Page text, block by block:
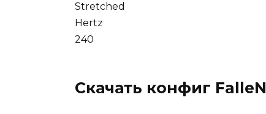
Stretched
Hertz
240
Скачать конфиг FalleN